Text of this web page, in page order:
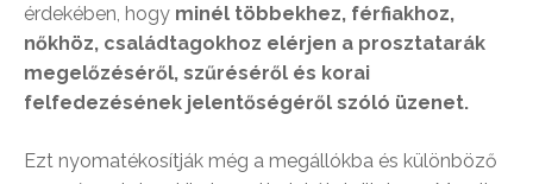
érdekében, hogy minél többekhez, férfiakhoz,
nőkhöz, családtagokhoz elérjen a prosztatarák
megelőzéséről, szűréséről és korai
felfedezésének jelentőségéről szóló üzenet.
Ezt nyomatékosítják még a megállókba és különböző